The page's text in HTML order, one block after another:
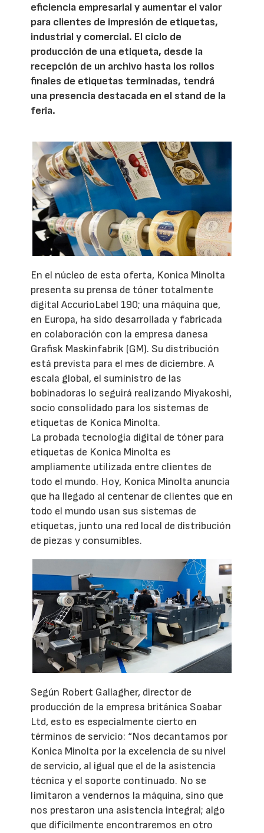
eficiencia empresarial y aumentar el valor
para clientes de impresión de etiquetas,
industrial y comercial. El ciclo de
producción de una etiqueta, desde la
recepción de un archivo hasta los rollos
finales de etiquetas terminadas, tendrá
una presencia destacada en el stand de la
feria.
En el núcleo de esta oferta, Konica Minolta
presenta su prensa de tóner totalmente
digital AccurioLabel 190; una máquina que,
en Europa, ha sido desarrollada y fabricada
en colaboración con la empresa danesa
Grafisk Maskinfabrik (GM). Su distribución
está prevista para el mes de diciembre. A
escala global, el suministro de las
bobinadoras lo seguirá realizando Miyakoshi,
socio consolidado para los sistemas de
etiquetas de Konica Minolta.
La probada tecnología digital de tóner para
etiquetas de Konica Minolta es
ampliamente utilizada entre clientes de
todo el mundo. Hoy, Konica Minolta anuncia
que ha llegado al centenar de clientes que en
todo el mundo usan sus sistemas de
etiquetas, junto una red local de distribución
de piezas y consumibles.
Según Robert Gallagher, director de
producción de la empresa británica Soabar
Ltd, esto es especialmente cierto en
términos de servicio: “Nos decantamos por
Konica Minolta por la excelencia de su nivel
de servicio, al igual que el de la asistencia
técnica y el soporte continuado. No se
limitaron a vendernos la máquina, sino que
nos prestaron una asistencia integral; algo
que difícilmente encontraremos en otro